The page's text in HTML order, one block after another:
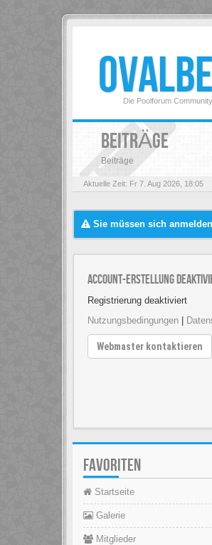
Die Poolforum
BEITRÄGE
Beiträge
Aktuelle Zeit: Fr 7. Aug 2026, 18:05
Sie müssen sich
Account-Erstellung
Registrierung deaktiviert
Nutzungsbedingungen
Webmaster kontaktieren
FAVORITEN
Startseite
Galerie
Mitglieder